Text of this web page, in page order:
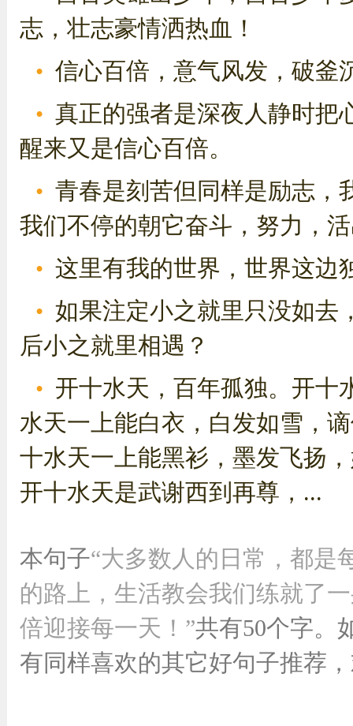
志，壮志豪情洒热血！
信心百倍，意气风发，破釜
真正的强者是深夜人静时把
醒来又是信心百倍。
青春是刻苦但同样是励志，
我们不停的朝它奋斗，努力，
这里有我的世界，世界这边
如果注定小之就里只没如去
后小之就里相遇？
开十水天，百年孤独。开十
水天一上能白衣，白发如雪，
十水天一上能黑衫，墨发飞扬
开十水天是武谢西到再尊，...
本句子“大多数人的日常，都是
的路上，生活教会我们练就了
倍迎接每一天！”共有50个字。
有同样喜欢的其它好句子推荐